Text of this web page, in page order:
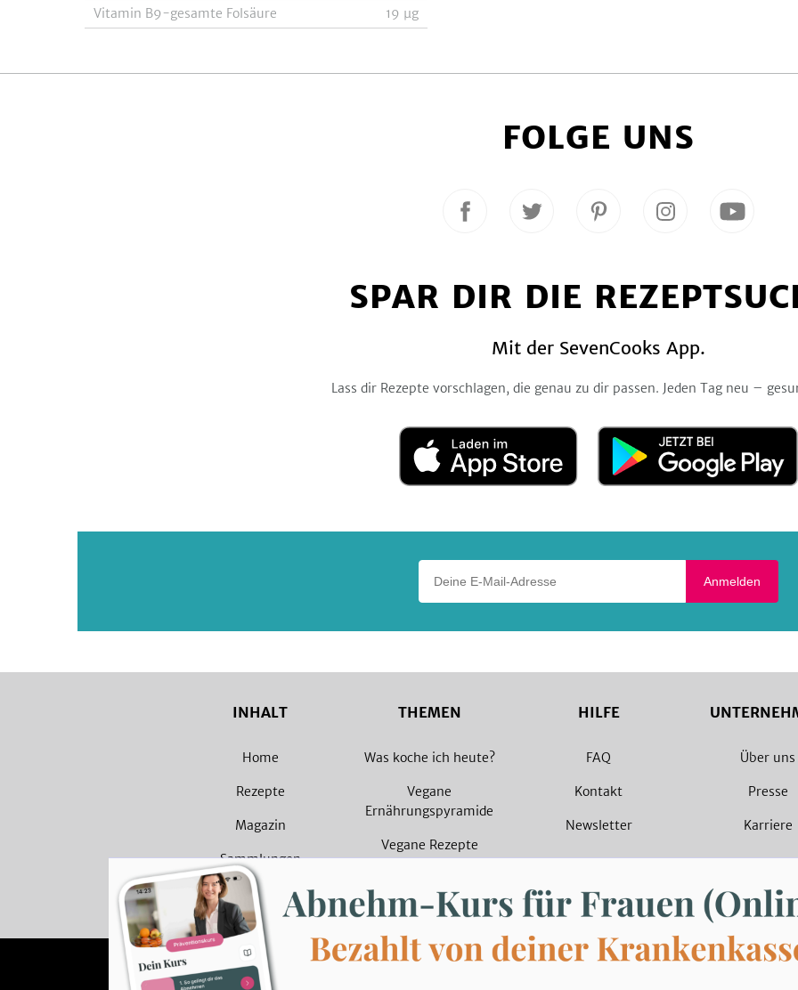
Vitamin B9-gesamte Folsäure
19 µg
FOLGE UNS
Folge
Facebook
Folge
Twitter
Folge
Pinterest
Folge
Instagram
Folge
YouTube
SPAR DIR DIE
Mit der SevenCooks App.
Lass dir Rezepte vorschlagen, die genau zu dir passen. Jeden Tag neu –
Laden
im
App
Jetzt
Google
Anmelden
INHALT
Home
Rezepte
Magazin
Sammlungen
THEMEN
Was koche ich heute?
Vegane
Ernährungspyramide
Vegane Rezepte
HILFE
FAQ
Kontakt
Newsletter
Über uns
Presse
Karriere
© 2026 SevenCooks